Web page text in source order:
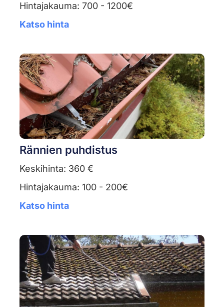
Hintajakauma: 700 - 1200€
Katso hinta
Rännien puhdistus
Keskihinta: 360 €
Hintajakauma: 100 - 200€
Katso hinta